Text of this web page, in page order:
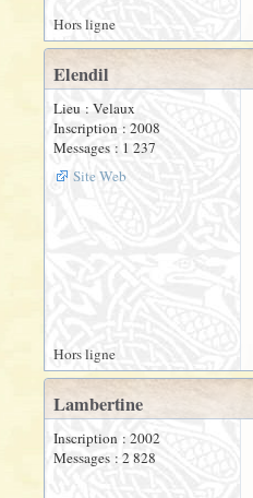
Hors ligne
Elendil
Lieu : Velaux
Inscription : 2008
Messages : 1 237
Site Web
Hors ligne
Lambertine
Inscription : 2002
Messages : 2 828